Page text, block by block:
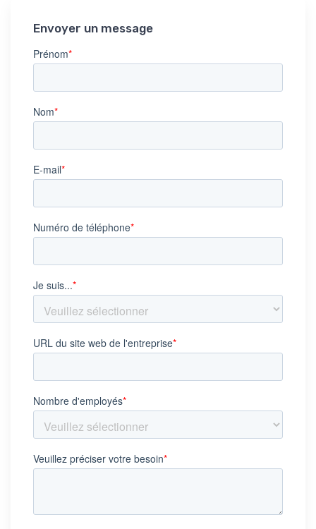
Envoyer un message